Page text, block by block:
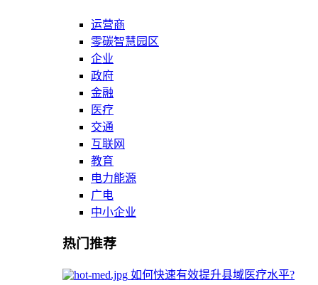
运营商
零碳智慧园区
企业
政府
金融
医疗
交通
互联网
教育
电力能源
广电
中小企业
热门推荐
如何快速有效提升县域医疗水平?